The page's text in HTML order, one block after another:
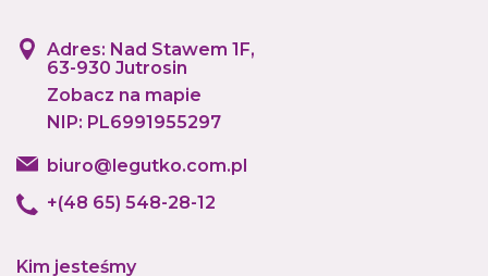
Kim jesteśmy
Adres: Nad Stawem 1F,
63-930 Jutrosin
Zobacz na mapie
NIP: PL6991955297
biuro@legutko.com.pl
+(48 65) 548-28-12